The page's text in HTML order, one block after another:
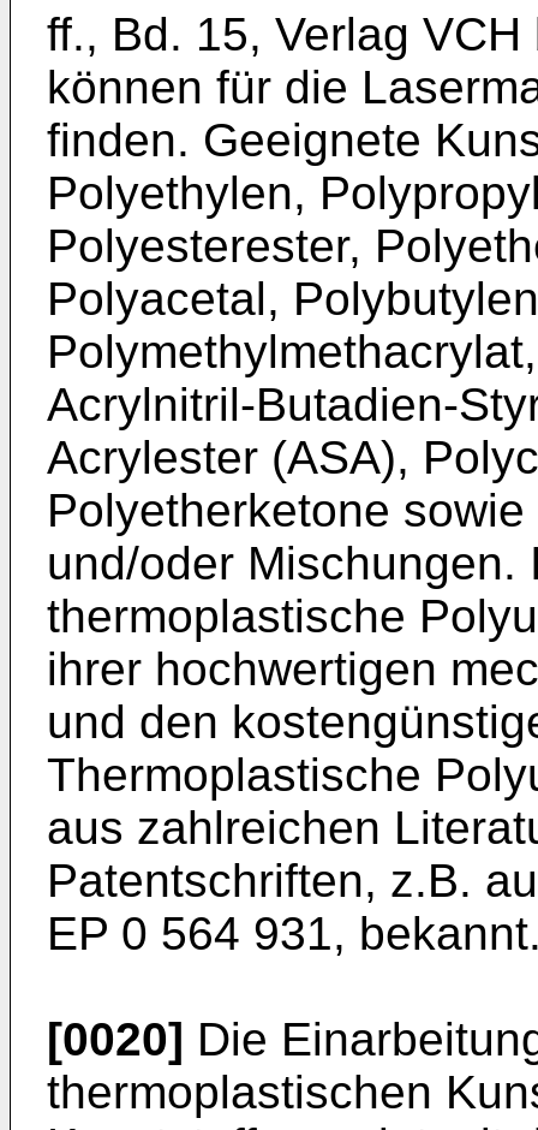
ff., Bd. 15, Verlag
können für die
finden. Geeignete
Polyethylen,
Polyesterester,
Polyacetal,
Acrylnitril-Butadien-
Acrylester (ASA),
Polyetherketone
und/oder
thermoplastische
ihrer hochwertigen
und den
Thermoplastische
aus zahlreichen
Patentschriften, z.B.
EP 0 564 931,
[0020] Die
thermoplastischen